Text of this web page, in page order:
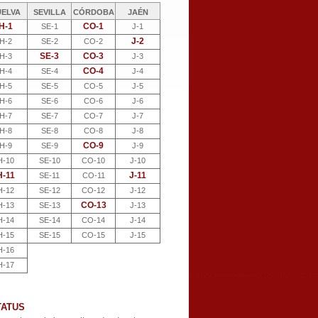
SEVILLA CÓRDOBA JAÉN
1 SE-1 CO-1
J-1
2
SE-2 CO-2 J-2
3 SE-3 CO-3
J-3
4
SE-4 CO-4
J-4
5
SE-5 CO-5
J-5
6
SE-6 CO-6
J-6
7
SE-7 CO-7
J-7
8
SE-8 CO-8
J-8
9
SE-9 CO-9
J-9
10
SE-10 CO-10 J-10
11 SE-11 CO-11 J-11
12 SE-12 CO-12
J-12
13
SE-13 CO-13
J-13
14
SE-14 CO-14
J-14
15
SE-15 CO-15
J-15
16
17